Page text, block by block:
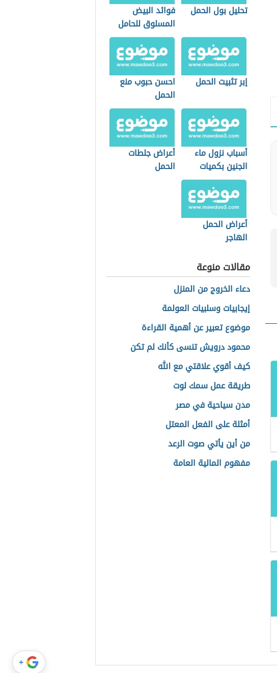
تحليل بول الحمل
فوائد البيض
المسلوق للحامل
إبر تثبيت الحمل
احسن حبوب منع
الحمل
أسباب نزول ماء
الجنين بكميات
قليلة
أعراض جلطات
الحمل
أعراض الحمل
الهاجر
مقالات منوعة
دعاء الخروج من المنزل
إيجابيات وسلبيات العولمة
موضوع تعبير عن أهمية القراءة
محمود درويش تنسى كأنك لم تكن
كيف أقوي علاقتي مع الله
طريقة عمل سمك لوت
مدن سياحية في مصر
أمثلة على الفعل المعتل
من أين يأتي صوت الرعد
مفهوم المالية العامة
+